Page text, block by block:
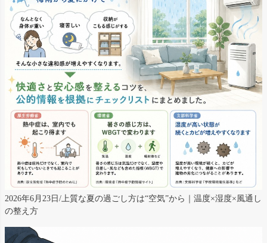
2026年6月23日/上質な夏の過ごし方は“空気”から｜温度×湿度×風通し
の整え方